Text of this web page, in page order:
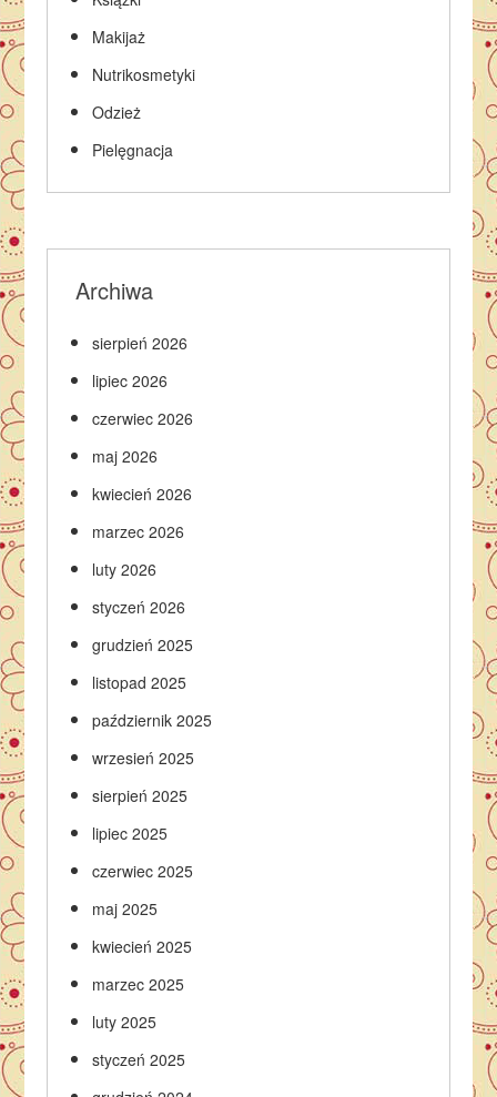
Makijaż
Nutrikosmetyki
Odzież
Pielęgnacja
Archiwa
sierpień 2026
lipiec 2026
czerwiec 2026
maj 2026
kwiecień 2026
marzec 2026
luty 2026
styczeń 2026
grudzień 2025
listopad 2025
październik 2025
wrzesień 2025
sierpień 2025
lipiec 2025
czerwiec 2025
maj 2025
kwiecień 2025
marzec 2025
luty 2025
styczeń 2025